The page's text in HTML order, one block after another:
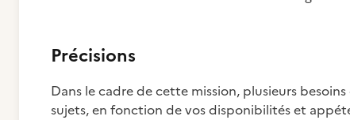
Précisions
Dans le cadre de cette mission, plusieurs
sujets, en fonction de vos disponibilités et